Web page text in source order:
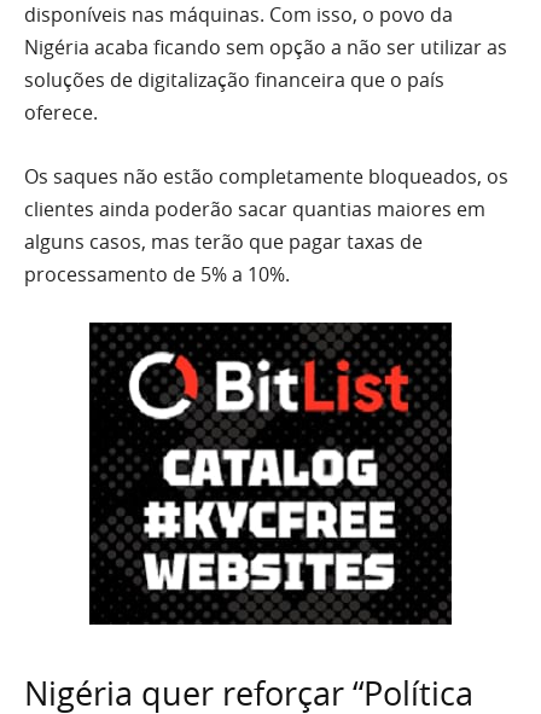
disponíveis nas máquinas. Com isso, o povo da
Nigéria acaba ficando sem opção a não ser utilizar as
soluções de digitalização financeira que o país
oferece.
Os saques não estão completamente bloqueados, os
clientes ainda poderão sacar quantias maiores em
alguns casos, mas terão que pagar taxas de
processamento de 5% a 10%.
Nigéria quer reforçar “Política